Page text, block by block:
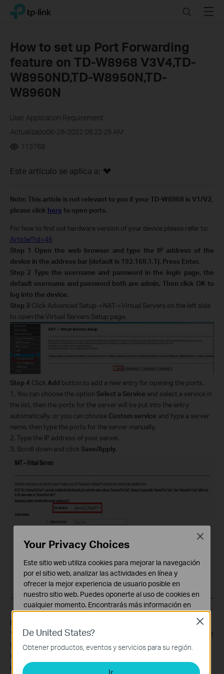
Click
navigation
bar
TP-Link, Reliably Smart SearchMenu
How to set up Port Forwarding
feature on TD-W8968 V3V4,TD-
W8950ND,TD-W8950N,TD-
W8960N
User Application Requirement
Actualizado06-28-2022 09:22:29 AM
113768
Este artículo se aplica a:
Note: This article is not relevant to you if your TD-W8968 is V1/V2,
please click here to open ports.
For how to find out hardware version of your device please refer to:
Article/?id=46
Step 1 Open the web browser and type the IP address of the
device in the address bar (default is 192.168.1.1). Press Enter.
Step 2 Type the username and password in the login page, the
default username and password both are admin, Then click OK to
log into the device.
Step 3 Click Advanced Setup->NAT->Virtual Servers on the left side
to open the Virtual Servers Setup page.
Step 4 Click Add button to add a new entry for opening the ports.
1, You can choose the option Select a Service and select a service in
the list, then the ports for the server will be put into the entry
automatically, or you can choose Custom service and type a server
name, then type the ports for the server manually.
2, Type the IP address of your server.
3, Scroll down and click Save/Apply.
Note:
You´d better assign a static IP address for your server, so the Virtual
Server entry will take effect all the time.
Or you can just do an IP address reservation for the server. Please
refer to the following link to do that:
De United States?
Obtener productos, eventos y servicios para su región.
Close
Your Privacy Choices
Este sitio web utiliza cookies para mejorar la navegación
por el sitio web, analizar las actividades en línea y
ofrecer la mejor experiencia de usuario posible en
nuestro sitio web. Puedes oponerte al uso de cookies en
cualquier momento. Encontrarás más información en
Cookies Básicas
Estas cookies son necesarias para el funcionamiento
del sitio web y no pueden desactivarse en tu sistema.
Cookies de Análisis y de Marketing
Close